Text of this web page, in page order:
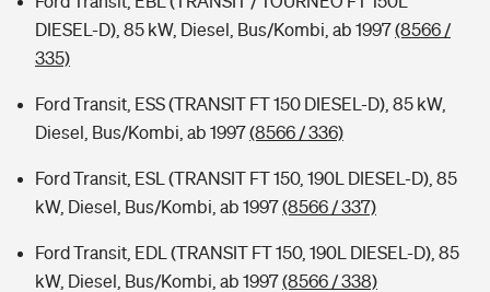
DIESEL-D), 85 kW, Diesel, Bus/Kombi, ab 1997(8566 /
335)
Ford Transit, ESS (TRANSIT FT 150 DIESEL-D), 85 kW,
Diesel, Bus/Kombi, ab 1997(8566 / 336)
Ford Transit, ESL (TRANSIT FT 150, 190L DIESEL-D), 85
kW, Diesel, Bus/Kombi, ab 1997(8566 / 337)
Ford Transit, EDL (TRANSIT FT 150, 190L DIESEL-D), 85
kW, Diesel, Bus/Kombi, ab 1997(8566 / 338)